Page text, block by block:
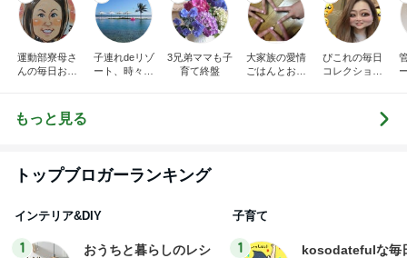
運動部寮母さ
んの毎日お弁
子連れdeリゾ
ート、時々キ
3兄弟ママも子
育て終盤
大家族の愛情
ごはんとお弁
ぴこれの毎日
コレクション
もっと見る
トップブロガーランキング
インテリア&DIY
1
おうちと暮らしのレシ
子育て
1
kosodatefulな毎